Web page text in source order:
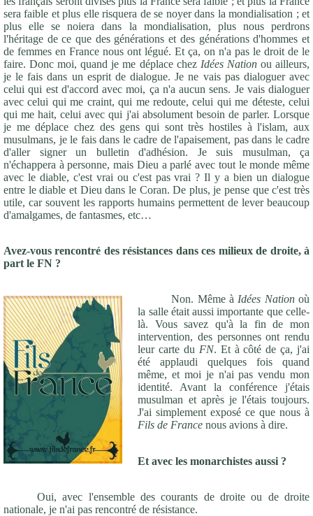
sera faible et plus elle risquera de se noyer dans la mondialisation ; et
plus elle se noiera dans la mondialisation, plus nous perdrons
l'héritage de ce que des générations et des générations d'hommes et
de femmes en France nous ont légué. Et ça, on n'a pas le droit de le
faire. Donc moi, quand je me déplace chez Idées Nationou ailleurs,
je le fais dans un esprit de dialogue. Je ne vais pas dialoguer avec
celui qui est d'accord avec moi, ça n'a aucun sens. Je vais dialoguer
avec celui qui me craint, qui me redoute, celui qui me déteste, celui
qui me hait, celui avec qui j'ai absolument besoin de parler. Lorsque
je me déplace chez des gens qui sont très hostiles à l'islam, aux
musulmans, je le fais dans le cadre de l'apaisement, pas dans le cadre
d'aller signer un bulletin d'adhésion. Je suis musulman, ça
n'échappera à personne, mais Dieu a parlé avec tout le monde même
avec le diable, c'est vrai ou c'est pas vrai ? Il y a bien un dialogue
entre le diable et Dieu dans le Coran. De plus, je pense que c'est très
utile, car souvent les rapports humains permettent de lever beaucoup
d'amalgames, de fantasmes, etc…
Avez-vous rencontré des résistances dans ces milieux de droite, à
part le FN ?
Non. Même à Idées Nationoù
la salle était aussi importante que celle-
là. Vous savez qu'à la fin de mon
intervention, des personnes ont rendu
leur carte du FN. Et à côté de ça, j'ai
été applaudi quelques fois quand
même, et moi je n'ai pas vendu mon
identité. Avant la conférence j'étais
musulman et après je l'étais toujours.
J'ai simplement exposé ce que nous à
Fils de France nous avions à dire.
Et avec les monarchistes aussi ?
Oui, avec l'ensemble des courants de droite ou de droite
nationale, je n'ai pas rencontré de résistance.